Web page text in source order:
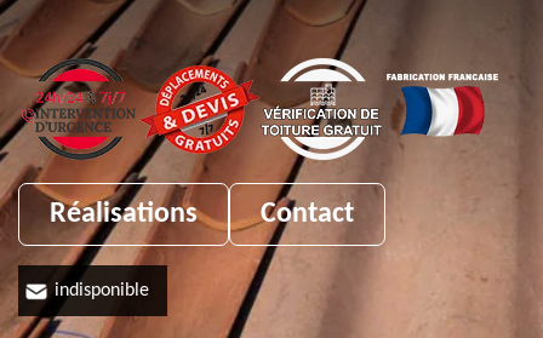
Réalisations Contact
indisponible